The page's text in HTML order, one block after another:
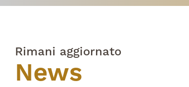
Rimani aggiornato
News